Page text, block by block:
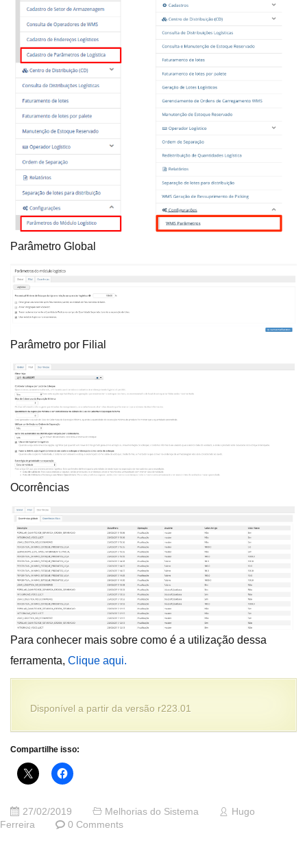
Parâmetro Global
Parâmetro por Filial
Ocorrências
Para conhecer mais sobre como é a utilização dessa
ferramenta, Clique aqui.
Disponível a partir da versão r223.01
Compartilhe isso:
27/02/2019 Melhorias do Sistema
Hugo
Ferreira
0 Comments